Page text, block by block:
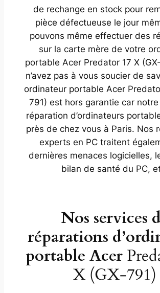
de rechange en stock pour
pièce défectueuse le jour
pouvons même effectuer des
sur la carte mère de votre
portable Acer Predator 17 X
n’avez pas à vous soucier de
ordinateur portable Acer
791) est hors garantie car
réparation d’ordinateurs
près de chez vous à Paris. Nos
experts en PC traitent
dernières menaces logicielles,
bilan de santé du PC,
Nos services
réparations
portable Acer
X (GX-791)